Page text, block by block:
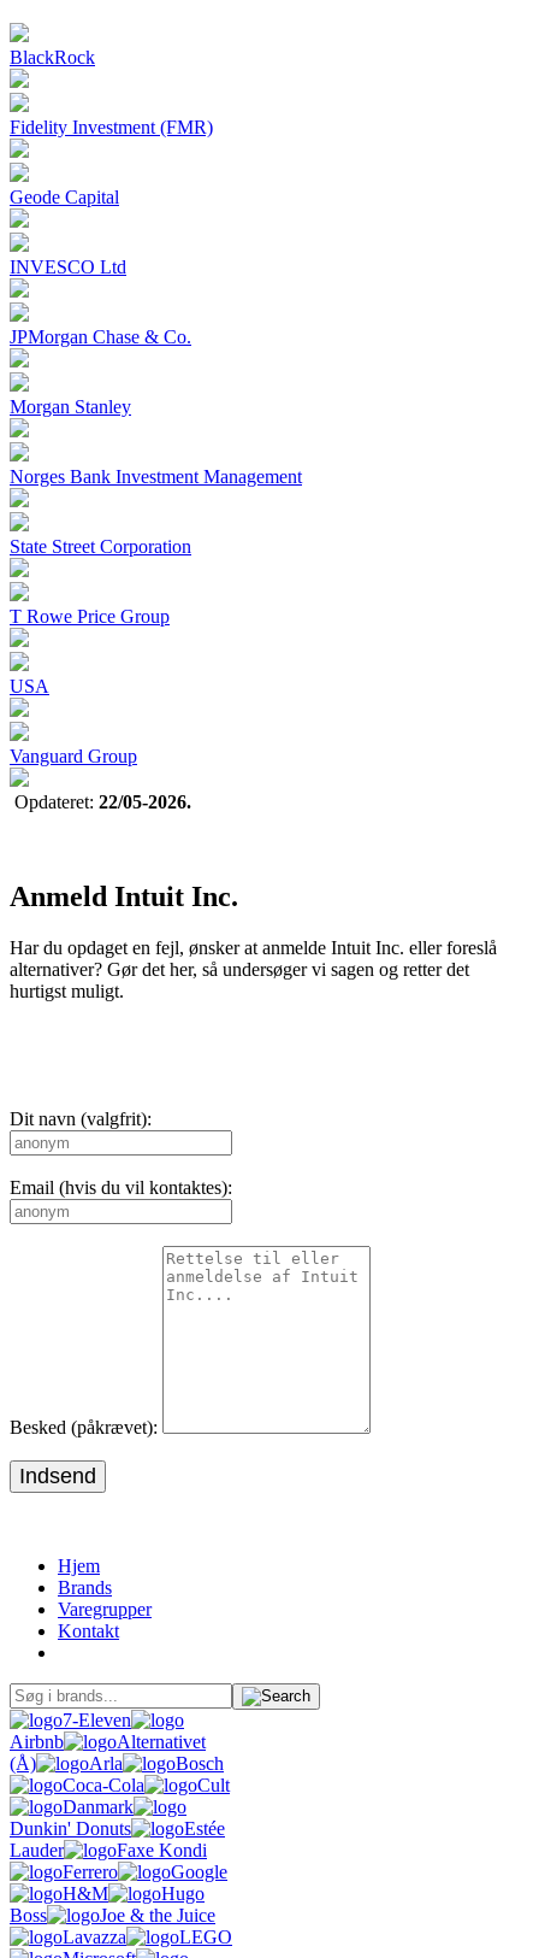
BlackRock
Fidelity Investment (FMR)
Geode Capital
INVESCO Ltd
JPMorgan Chase & Co.
Morgan Stanley
Norges Bank Investment Management
State Street Corporation
T Rowe Price Group
USA
Vanguard Group
Opdateret: 22/05-2026.
Anmeld Intuit Inc.
Har du opdaget en fejl, ønsker at anmelde Intuit Inc. eller foreslå
alternativer? Gør det her, så undersøger vi sagen og retter det
hurtigst muligt.
Dit navn (valgfrit):
Email (hvis du vil kontaktes):
Besked (påkrævet):
Indsend
Hjem
Brands
Varegrupper
Kontakt
7-Eleven
Airbnb
Alternativet
(Å)
Arla
Bosch
Coca-Cola
Cult
Danmark
Dunkin' Donuts
Estée
Lauder
Faxe Kondi
Ferrero
Google
H&M
Hugo
Boss
Joe & the Juice
Lavazza
LEGO